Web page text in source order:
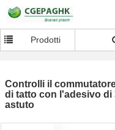
Prodotti
Controlli il
di tatto con l'adesivo di
astuto